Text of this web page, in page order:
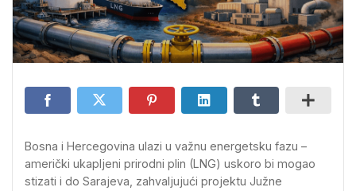
Bosna i Hercegovina ulazi u važnu energetsku fazu –
američki ukapljeni prirodni plin (LNG) uskoro bi mogao
stizati i do Sarajeva, zahvaljujući projektu Južne